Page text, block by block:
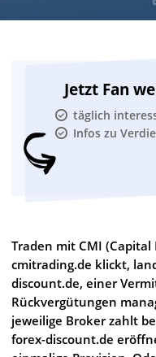
Jetzt Fan
täglich
Infos zu
Traden mit CMI
cmitrading.de klickt,
discount.de, einer
Rückvergütungen
jeweilige Broker zahlt
forex-discount.de